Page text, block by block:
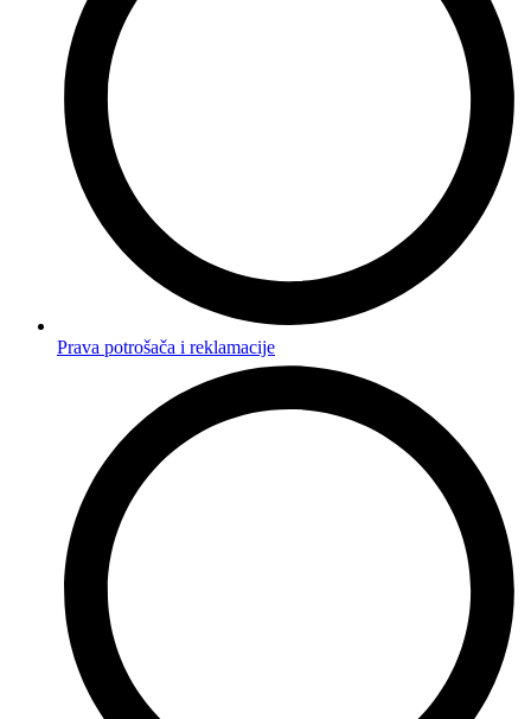
Prava potrošača i reklamacije